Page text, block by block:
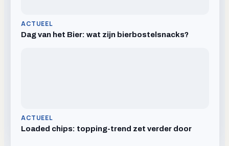
ACTUEEL
Dag van het Bier: wat zijn bierbostelsnacks?
ACTUEEL
Loaded chips: topping-trend zet verder door